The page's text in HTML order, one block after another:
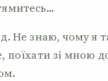
Не знаю, чому я
поїхати зі мною